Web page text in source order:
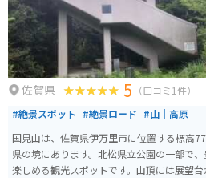
できる便利なスポットです。ドライブやツー
てみてください。
佐賀県 5 （口コミ1件）
#絶景スポット #絶景ロード #山｜高原
国見山は、佐賀県伊万里市に位置する標高
県の境にあります。北松県立公園の一部で
楽しめる観光スポットです。山頂には展望台